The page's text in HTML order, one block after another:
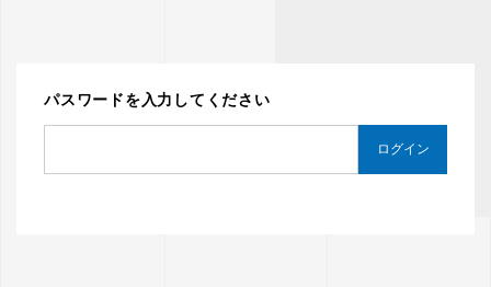
パスワードを入力してください
ログイン